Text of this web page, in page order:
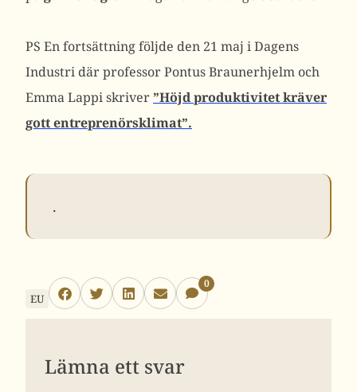
PS En fortsättning följde den 21 maj i Dagens
Industri där professor Pontus Braunerhjelm och
Emma Lappi skriver ”Höjd produktivitet kräver
gott entreprenörsklimat”.
.
EU
0
Lämna ett svar